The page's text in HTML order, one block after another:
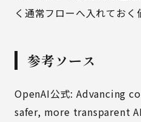
く通常フローへ入れておく
参考ソース
OpenAI公式: Advancing
safer, more transparent